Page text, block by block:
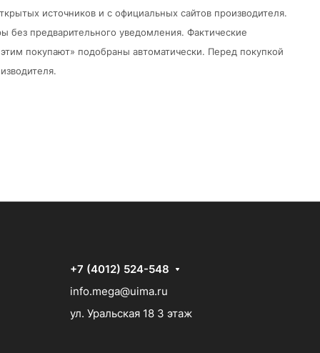
источников и с официальных сайтов производителя.
без предварительного уведомления. Фактические
покупают» подобраны автоматически. Перед покупкой
+7 (4012) 524-548
info.mega@uima.ru
ул. Уральская 18 3 этаж